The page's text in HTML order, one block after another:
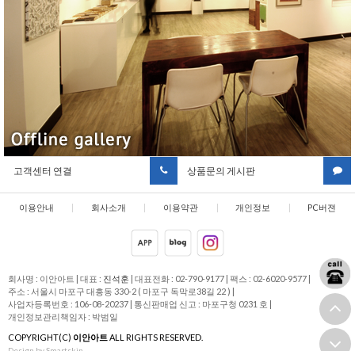
고객센터 연결 상품문의 게시판
이용안내 | 회사소개 | 이용약관 | 개인정보 | PC버젼
회사명 : 이안아트 | 대표 : 진석훈 | 대표전화 : 02-790-9177 | 팩스 : 02-6020-9577 |
주소 : 서울시 마포구 대흥동 330-2 ( 마포구 독막로38길 22 ) |
사업자등록번호 : 106-08-20237 | 통신판매업 신고 : 마포구청 0231 호 |
개인정보관리책임자 : 박범일
COPYRIGHT(C) 이안아트 ALL RIGHTS RESERVED.